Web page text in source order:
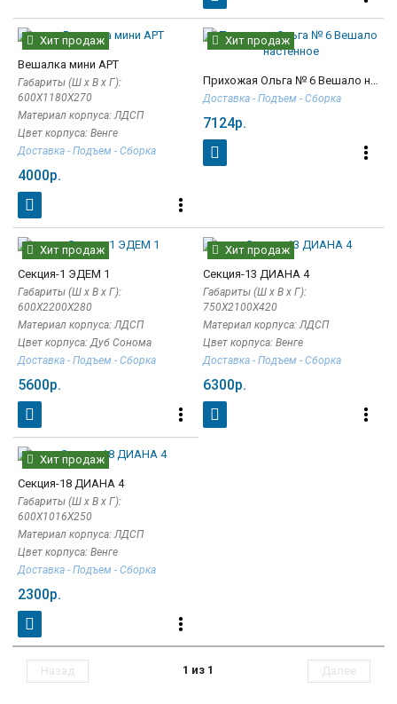
Хит продаж
Вешалка мини АРТ
Габариты (Ш x В x Г):
600Х1180Х270
Материал корпуса: ЛДСП
Цвет корпуса: Венге
Доставка - Подъем - Сборка
4000р.
Хит продаж
Прихожая Ольга № 6 Вешало настенное
Доставка - Подъем - Сборка
7124р.
Хит продаж
Секция-1 ЭДЕМ 1
Габариты (Ш x В x Г):
600Х2200Х280
Материал корпуса: ЛДСП
Цвет корпуса: Дуб Сонома
Доставка - Подъем - Сборка
5600р.
Хит продаж
Секция-13 ДИАНА 4
Габариты (Ш x В x Г):
750Х2100Х420
Материал корпуса: ЛДСП
Цвет корпуса: Венге
Доставка - Подъем - Сборка
6300р.
Хит продаж
Секция-18 ДИАНА 4
Габариты (Ш x В x Г):
600Х1016Х250
Материал корпуса: ЛДСП
Цвет корпуса: Венге
Доставка - Подъем - Сборка
2300р.
Назад 1 из 1 Далее